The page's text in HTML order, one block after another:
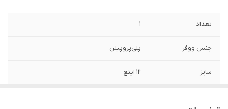
تعداد 1
جنس ووفر پلی‌پروپیلن
سایز 12 اینچ